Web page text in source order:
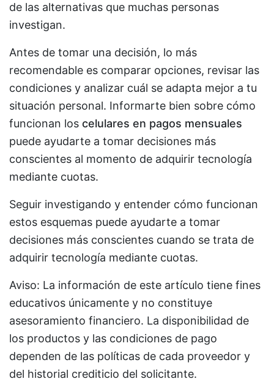
de las alternativas que muchas personas
investigan.
Antes de tomar una decisión, lo más
recomendable es comparar opciones, revisar las
condiciones y analizar cuál se adapta mejor a tu
situación personal. Informarte bien sobre cómo
funcionan los celulares en pagos mensuales
puede ayudarte a tomar decisiones más
conscientes al momento de adquirir tecnología
mediante cuotas.
Seguir investigando y entender cómo funcionan
estos esquemas puede ayudarte a tomar
decisiones más conscientes cuando se trata de
adquirir tecnología mediante cuotas.
Aviso: La información de este artículo tiene fines
educativos únicamente y no constituye
asesoramiento financiero. La disponibilidad de
los productos y las condiciones de pago
dependen de las políticas de cada proveedor y
del historial crediticio del solicitante.